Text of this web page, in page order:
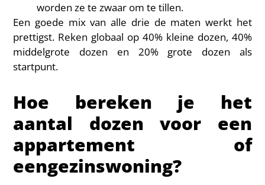
worden ze te zwaar om te tillen.
Een goede mix van alle drie de maten werkt het
prettigst. Reken globaal op 40% kleine dozen, 40%
middelgrote dozen en 20% grote dozen als
startpunt.
Hoe bereken je het
aantal dozen voor een
appartement of
eengezinswoning?